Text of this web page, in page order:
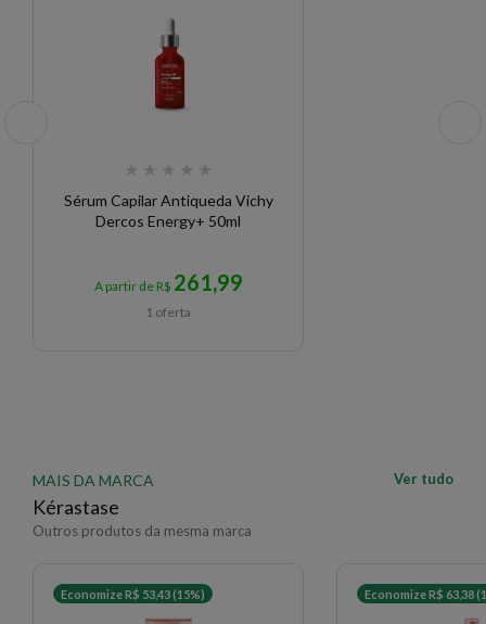
★ ★ ★ ★ ★
Sérum Capilar Antiqueda Vichy
Dercos Energy+ 50ml
A partir de R$ 261,99
1 oferta
MAIS DA MARCA
Kérastase
Outros produtos da mesma marca
Ver tudo
Economize R$ 53,43 (15%) Economize R$ 63,38